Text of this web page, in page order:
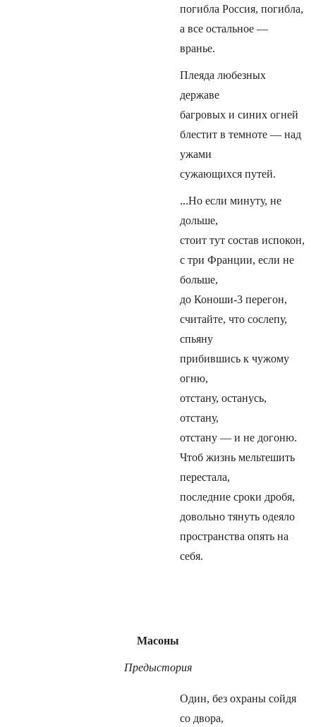
погибла Россия, погибла,
а все остальное —
вранье.
Плеяда любезных
державе
багровых и синих огней
блестит в темноте — над
ужами
сужающихся путей.
...Но если минуту, не
дольше,
стоит тут состав испокон,
с три Франции, если не
больше,
до Коноши-3 перегон,
считайте, что сослепу,
спьяну
прибившись к чужому
огню,
отстану, останусь,
отстану,
отстану — и не догоню.
Чтоб жизнь мельтешить
перестала,
последние сроки дробя,
довольно тянуть одеяло
пространства опять на
себя.
Масоны
Предыстория
Один, без охраны сойдя
со двора,